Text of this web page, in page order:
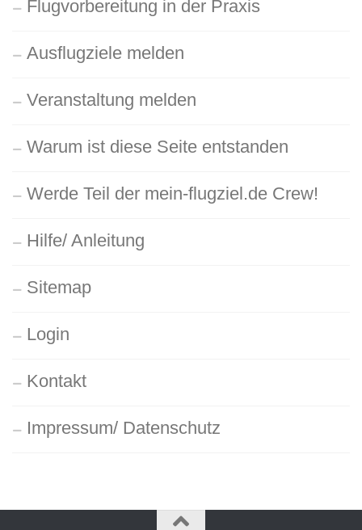
Flugvorbereitung in der Praxis
Ausflugziele melden
Veranstaltung melden
Warum ist diese Seite entstanden
Werde Teil der mein-flugziel.de Crew!
Hilfe/ Anleitung
Sitemap
Login
Kontakt
Impressum/ Datenschutz